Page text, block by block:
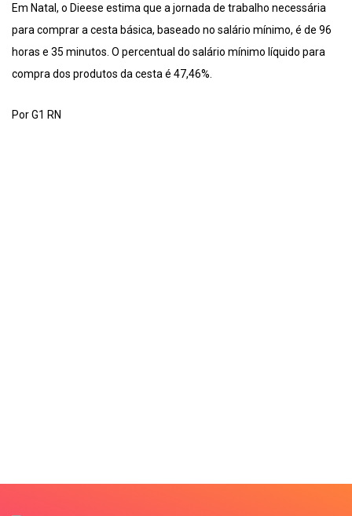
Em Natal, o Dieese estima que a jornada de trabalho necessária
para comprar a cesta básica, baseado no salário mínimo, é de 96
horas e 35 minutos. O percentual do salário mínimo líquido para
compra dos produtos da cesta é 47,46%.
Por G1 RN